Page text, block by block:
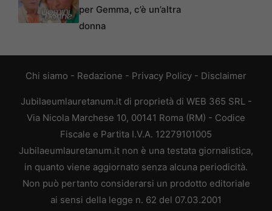
per Gemma, c’è un’altra
donna
Chi siamo - Redazione - Privacy Policy - Disclaimer
Jubilaeumlauretanum.it di proprietà di WEB 365 SRL -
Via Nicola Marchese 10, 00141 Roma (RM) - Codice
Fiscale e Partita I.V.A. 12279101005
Jubilaeumlauretanum.it non è una testata giornalistica,
in quanto viene aggiornato senza alcuna periodicità.
Non può pertanto considerarsi un prodotto editoriale
ai sensi della legge n. 62 del 07.03.2001